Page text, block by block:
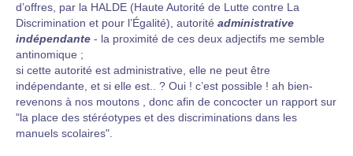
d’offres, par la HALDE (Haute Autorité de Lutte contre La
Discrimination et pour l’Égalité), autorité administrative
indépendante - la proximité de ces deux adjectifs me semble
antinomique ;
si cette autorité est administrative, elle ne peut être
indépendante, et si elle est.. ? Oui ! c’est possible ! ah bien-
revenons à nos moutons , donc afin de concocter un rapport sur
"la place des stéréotypes et des discriminations dans les
manuels scolaires".